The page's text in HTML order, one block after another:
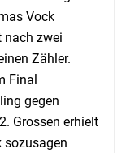
Vock
nach zwei
Zähler.
Final
gegen
Grossen erhielt
sozusagen